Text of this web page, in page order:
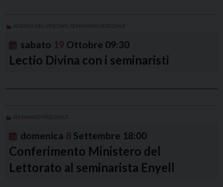
AGENDA DEL VESCOVO SEMINARIO VESCOVILE
sabato 19 Ottobre 09:30
Lectio Divina con i seminaristi
SEMINARIO VESCOVILE
domenica 8 Settembre 18:00
Conferimento Ministero del
Lettorato al seminarista Enyell